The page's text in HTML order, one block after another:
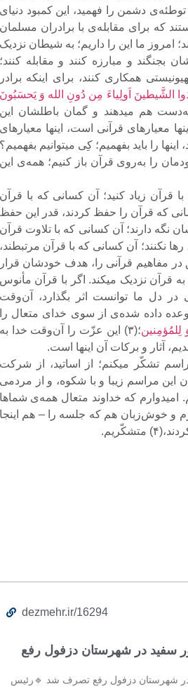
توطئه‌ى دشمن را فهمید، این کمبود دنیاى
که براى مقابله‌ى با برادران مسلمان
ما این را داریم؛ به شیطان نزدیک
بجنگند و مبارزه کنند و مقابله کنند؛
همکارى کنند، براى اینکه برادر
الشَّیطینَ اَولِیاءَ مِن دُونِ الله وَ یَحسَبُونَ
هم میدهند و گمان باطلشان این
معیارهاى قرآنى است، اینها معیارهاى
را باید بفهمیم؛ کِى میتوانیم بفهمیم؟
را به‌روى قرآن باز کنیم؛ همه‌ى این
قرآن زیاد کنید؛ آن کسانى که با قرآن
کسانى که قرآن را حفظ کردند، قدر این حفظ
نگه دارند؛ آن کسانى که با تلاوت قرآن
نکنند؛ آن کسانى که با قرآن مرتبطند،
در مفاهیم قرآنى را، هدف خودشان قرار
قرآن نزدیک میکند. اگر با قرآن مأنوس
در دل ما توانست اثر بگذارد، آن‌وقت
وعده داده شده‌ى از سوى خداى متعال را
لِلمُؤمِنین
؛(۳) این عزّت را آن‌وقت خدا به
آثار و برکات آن اینها است.
تشکّر میکنم؛ از اساتید، از شرکت
این مراسم زیبا و با شکوه، و از مردمى
امیدوارم که خداوند متعال همه‌ى شماها
و خوش‌زبان هم که جلسه را – هم اینجا
dezmehr.ir/16294
سفید در شهرستان دزفول رفع
در شهرستان دزفول رفع تصرف شد 🔹رئیس